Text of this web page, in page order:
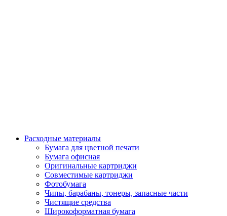
Расходные материалы
Бумага для цветной печати
Бумага офисная
Оригинальные картриджи
Совместимые картриджи
Фотобумага
Чипы, барабаны, тонеры, запасные части
Чистящие средства
Широкоформатная бумага